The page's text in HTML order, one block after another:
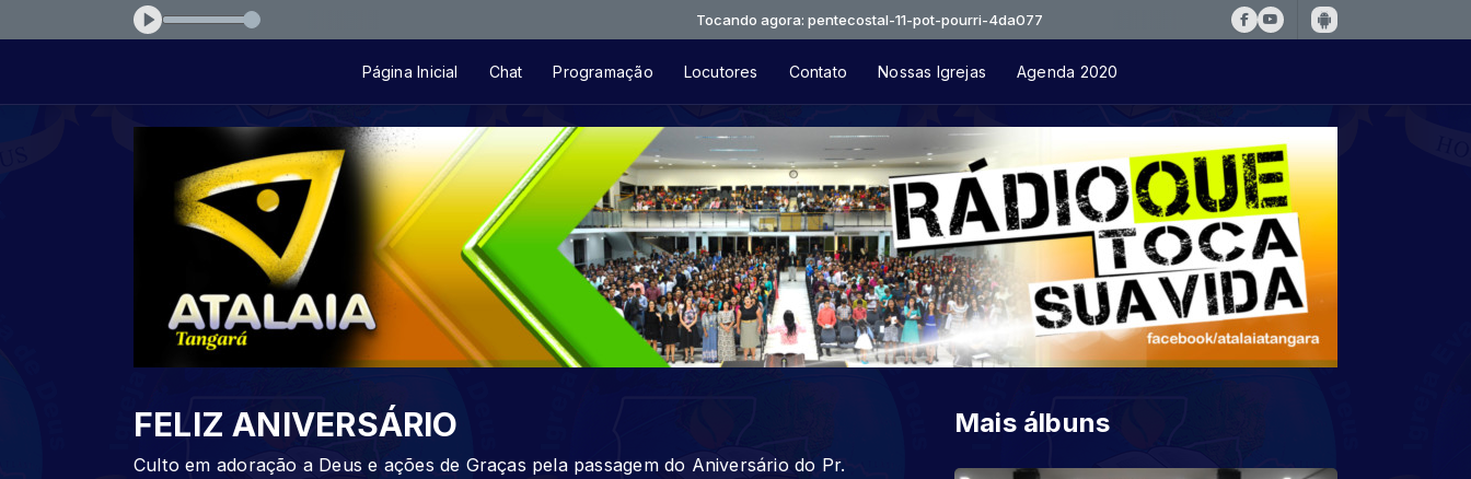
Tocando agora: pentecostal-11-pot-pourri-4da077
Página Inicial Chat Programação Locutores Contato Nossas Igrejas Agenda 2020
FELIZ ANIVERSÁRIO
Culto em adoração a Deus e ações de Graças pela passagem do Aniversário do Pr.
Mais álbuns